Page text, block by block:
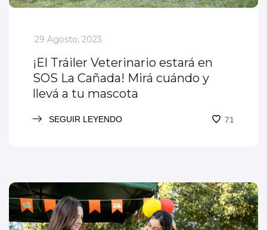
_
29 Agosto, 2023
¡El Tráiler Veterinario estará en
SOS La Cañada! Mirá cuándo y
llevá a tu mascota
SEGUIR LEYENDO 71